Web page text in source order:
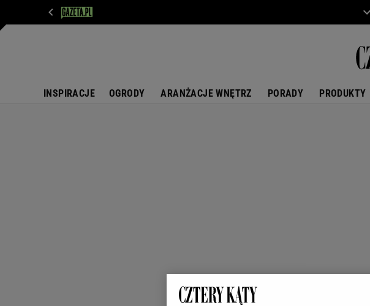
INSPIRACJE OGRODY ARANŻACJE WNĘTRZ PORADY PRODUKTY